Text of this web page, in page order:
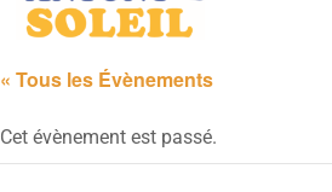
« Tous les Évènements
Cet évènement est passé.